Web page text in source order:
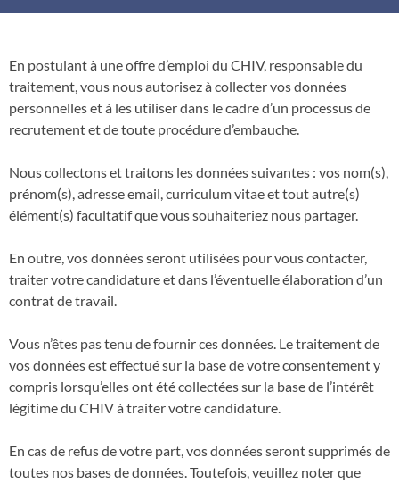
En postulant à une offre d’emploi du CHIV, responsable du
traitement, vous nous autorisez à collecter vos données
personnelles et à les utiliser dans le cadre d’un processus de
recrutement et de toute procédure d’embauche.
Nous collectons et traitons les données suivantes : vos nom(s),
prénom(s), adresse email, curriculum vitae et tout autre(s)
élément(s) facultatif que vous souhaiteriez nous partager.
En outre, vos données seront utilisées pour vous contacter,
traiter votre candidature et dans l’éventuelle élaboration d’un
contrat de travail.
Vous n’êtes pas tenu de fournir ces données. Le traitement de
vos données est effectué sur la base de votre consentement y
compris lorsqu’elles ont été collectées sur la base de l’intérêt
légitime du CHIV à traiter votre candidature.
En cas de refus de votre part, vos données seront supprimés de
toutes nos bases de données. Toutefois, veuillez noter que